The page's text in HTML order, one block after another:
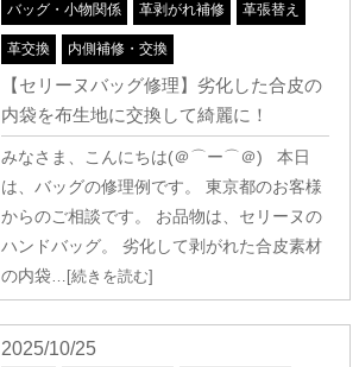
バッグ・小物関係 革剥がれ補修 革張替え
革交換 内側補修・交換
【セリーヌバッグ修理】劣化した合皮の
内袋を布生地に交換して綺麗に！
みなさま、こんにちは(＠⌒ー⌒＠) 本日
は、バッグの修理例です。 東京都のお客様
からのご相談です。 お品物は、セリーヌの
ハンドバッグ。 劣化して剥がれた合皮素材
の内袋…[続きを読む]
2025/10/25